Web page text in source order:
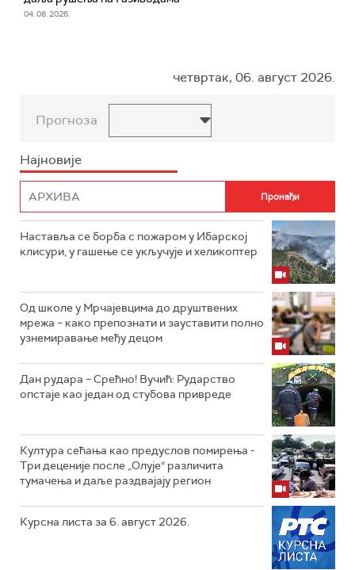
04. 08. 2026.
четвртак, 06. август 2026.
Прогноза
Најновије
Наставља се борба с пожаром у Ибарској
клисури, у гашење се укључује и хеликоптер
Од школе у Мрчајевцима до друштвених
мрежа – како препознати и зауставити полно
узнемиравање међу децом
Дан рудара – Срећно! Вучић: Рударство
опстаје као један од стубова привреде
Култура сећања као предуслов помирења ­-
Три деценије после „Олује“ различита
тумачења и даље раздвајају регион
Курсна листа за 6. август 2026.